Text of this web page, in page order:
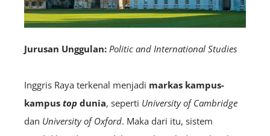
Jurusan Unggulan: Politic and International Studies
Inggris Raya terkenal menjadi markas kampus-
kampus top dunia, seperti University of Cambridge
dan University of Oxford. Maka dari itu, sistem